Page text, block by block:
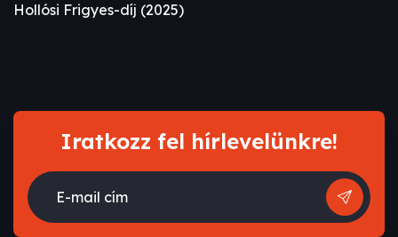
Hollósi Frigyes-díj (2025)
Iratkozz fel hírlevelünkre!
E-mail cím